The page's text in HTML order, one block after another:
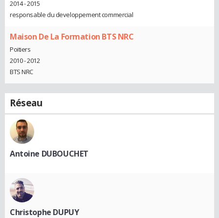
2014 - 2015
responsable du developpement commercial
Maison De La Formation BTS NRC
Poitiers
2010 - 2012
BTS NRC
Réseau
Antoine DUBOUCHET
Christophe DUPUY